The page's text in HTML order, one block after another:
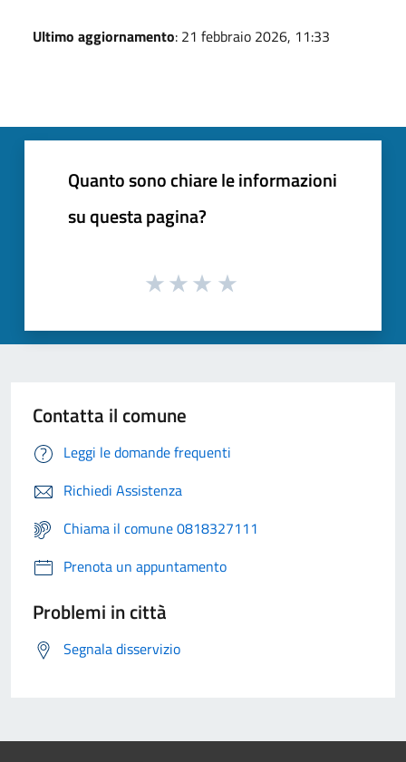
Ultimo aggiornamento: 21 febbraio 2026, 11:33
Quanto sono chiare le informazioni
su questa pagina?
Contatta il comune
Leggi le domande frequenti
Richiedi Assistenza
Chiama il comune 0818327111
Prenota un appuntamento
Problemi in città
Segnala disservizio